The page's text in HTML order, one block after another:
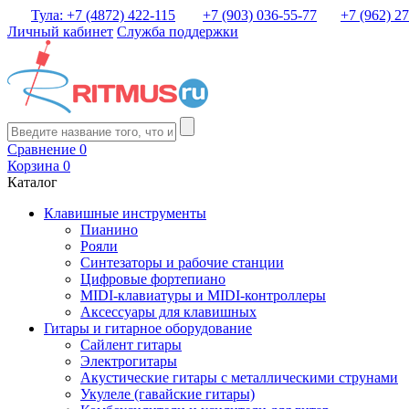
Тула: +7 (4872) 422-115 +7 (903) 036-55-77
+7 (962)
Личный кабинет Служба поддержки
Сравнение 0
Корзина 0
Каталог
Клавишные инструменты
Пианино
Рояли
Синтезаторы и рабочие станции
Цифровые фортепиано
MIDI-клавиатуры и MIDI-контроллеры
Аксессуары для клавишных
Гитары и гитарное оборудование
Сайлент гитары
Электрогитары
Акустические гитары с металлическими струнами
Укулеле (гавайские гитары)